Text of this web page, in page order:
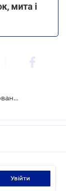
мита і
Затверджено Порядок здійснення гарантованим покупцем експорту електроенергії
увійти